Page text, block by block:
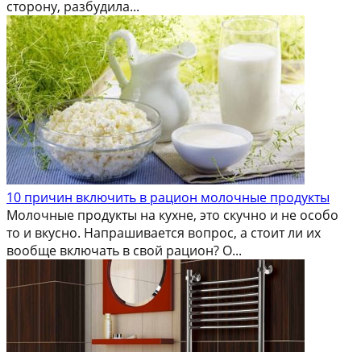
сторону, разбудила...
10 причин включить в рацион молочные продукты
Молочные продукты на кухне, это скучно и не особо
то и вкусно. Напрашивается вопрос, а стоит ли их
вообще включать в свой рацион? О...